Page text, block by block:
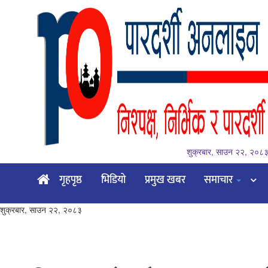
गृहपृष्ठ
प्रमुख
शुक्रबार, साउन २२, २०८३
गृहपृष्ठ भिडियो प्रमुख खबर समाचार
शुक्रबार, साउन २२, २०८३